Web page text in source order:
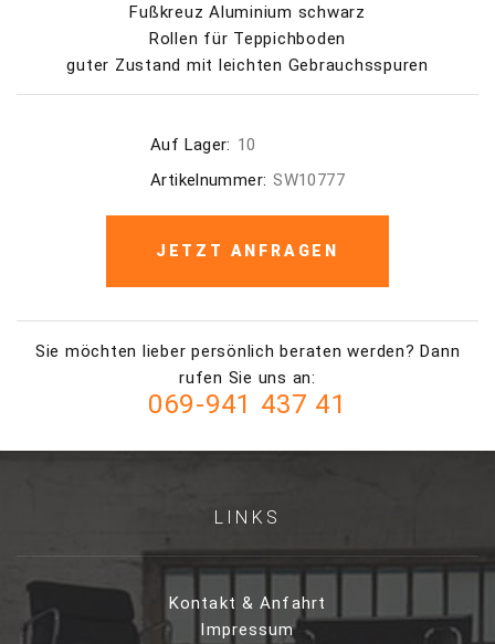
Fußkreuz Aluminium schwarz
Rollen für Teppichboden
guter Zustand mit leichten Gebrauchsspuren
Auf Lager: 10
Artikelnummer: SW10777
JETZT ANFRAGEN
Sie möchten lieber persönlich beraten werden? Dann
rufen Sie uns an:
069-941 437 41
LINKS
Kontakt & Anfahrt
Impressum